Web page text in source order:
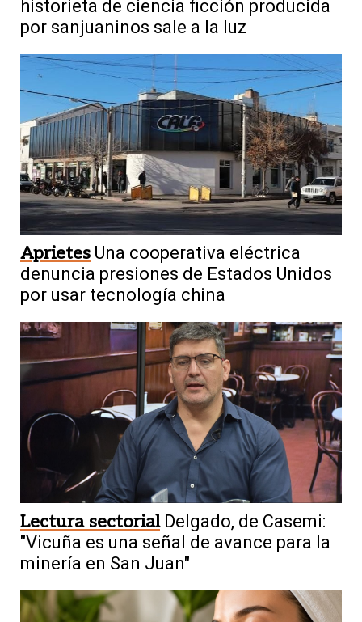
historieta de ciencia ficción producida
por sanjuaninos sale a la luz
Aprietes Una cooperativa eléctrica
denuncia presiones de Estados Unidos
por usar tecnología china
Lectura sectorial Delgado, de Casemi:
"Vicuña es una señal de avance para la
minería en San Juan"